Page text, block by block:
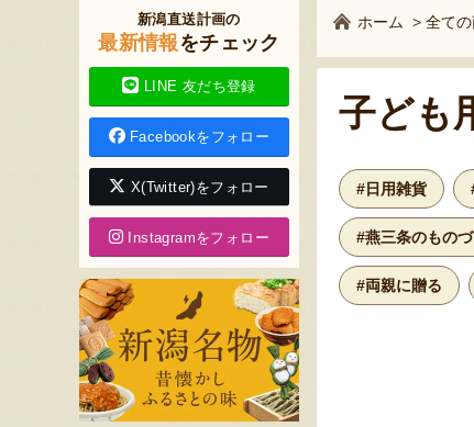
ホーム > 全て
子ども
#日用雑貨
#燕三条のもの
#両親に贈る
新潟直送計画の
最新情報をチェック
LINE 友だち登録
Facebookをフォロー
X(Twitter)をフォロー
Instagramをフォロー